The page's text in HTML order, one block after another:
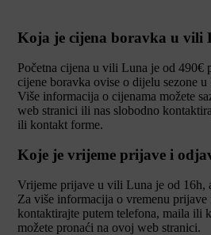
Koja je cijena boravka u vili
Početna cijena u vili Luna je od 490€
cijene boravka ovise o dijelu sezone
Više informacija o cijenama možete
web stranici ili nas slobodno
ili kontakt forme.
Koje je vrijeme prijave i
Vrijeme prijave u vili Luna je od 16h,
Za više informacija o vremenu prijave
kontaktirajte putem telefona, maila ili
možete pronaći na ovoj web stranici.